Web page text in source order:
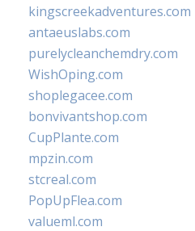
kingscreekadventures.com
antaeuslabs.com
purelycleanchemdry.com
WishOping.com
shoplegacee.com
bonvivantshop.com
CupPlante.com
mpzin.com
stcreal.com
PopUpFlea.com
valueml.com